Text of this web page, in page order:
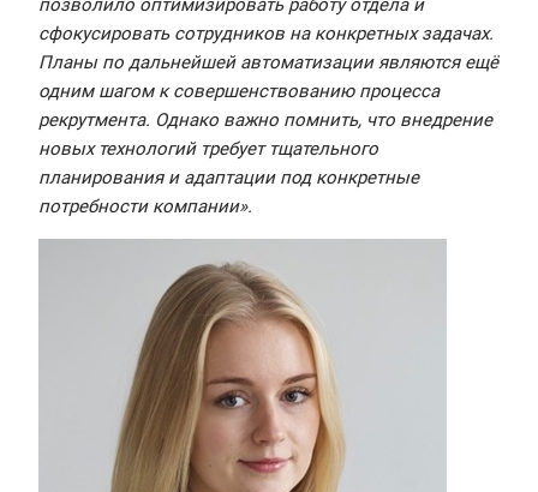
позволило оптимизировать работу отдела и
сфокусировать сотрудников на конкретных задачах.
Планы по дальнейшей автоматизации являются ещё
одним шагом к совершенствованию процесса
рекрутмента. Однако важно помнить, что внедрение
новых технологий требует тщательного
планирования и адаптации под конкретные
потребности компании».